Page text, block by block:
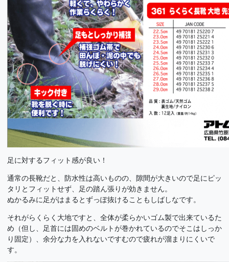
足に対するフィット感が良い！
通常の長靴だと、防水性は高いものの、隙間が大きいので足にピッ
タリとフィットせず、足の踏ん張りが効きません。
ぬかるみに足がはまるとずっぽ抜けることもしばしなです。
それがらくらく大地ですと、全体が柔らかいゴム製で出来ているた
め（但し、足首には固めのベルトが巻かれているのでそこはしっか
り固定）、余分な力を入れないですむので疲れが溜まりにくいで
す。